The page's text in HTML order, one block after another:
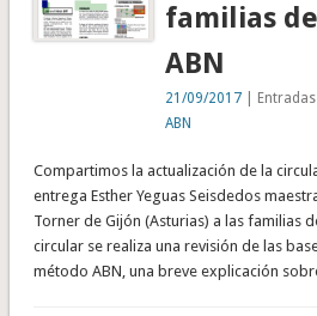
familias
ABN
21/09/2017 |
ABN
Compartimos la actualización de la
entrega Esther Yeguas Seisdedos
Torner de Gijón (Asturias) a las familias
circular se realiza una revisión de las
método ABN, una breve explicación